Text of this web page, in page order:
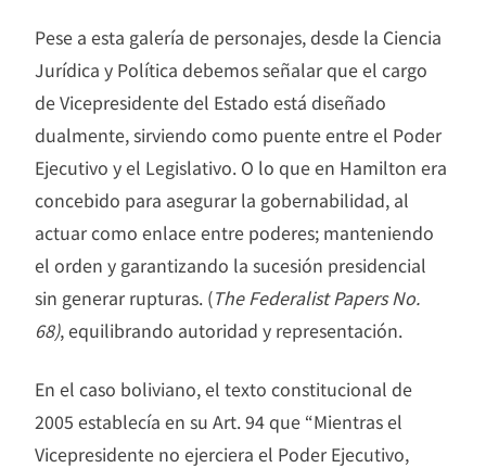
Pese a esta galería de personajes, desde la Ciencia
Jurídica y Política debemos señalar que el cargo
de Vicepresidente del Estado está diseñado
dualmente, sirviendo como puente entre el Poder
Ejecutivo y el Legislativo. O lo que en Hamilton era
concebido para asegurar la gobernabilidad, al
actuar como enlace entre poderes; manteniendo
el orden y garantizando la sucesión presidencial
sin generar rupturas. (The Federalist Papers No.
68), equilibrando autoridad y representación.
En el caso boliviano, el texto constitucional de
2005 establecía en su Art. 94 que “Mientras el
Vicepresidente no ejerciera el Poder Ejecutivo,